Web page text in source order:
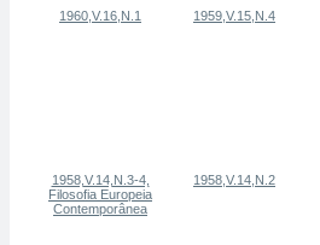
1960,V.16,N.1 1959,V.15,N.4
1958,V.14,N.3-4,
Filosofia Europeia
Contemporânea
1958,V.14,N.2